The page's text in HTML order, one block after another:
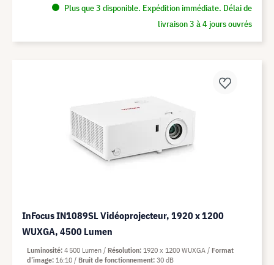
Plus que 3 disponible. Expédition immédiate. Délai de
livraison 3 à 4 jours ouvrés
InFocus IN1089SL Vidéoprojecteur, 1920 x 1200
WUXGA, 4500 Lumen
Luminosité 4 500 Lumen Résolution 1920 x 1200 WUXGA
Format
d’image 16:10 Bruit de fonctionnement 30 dB